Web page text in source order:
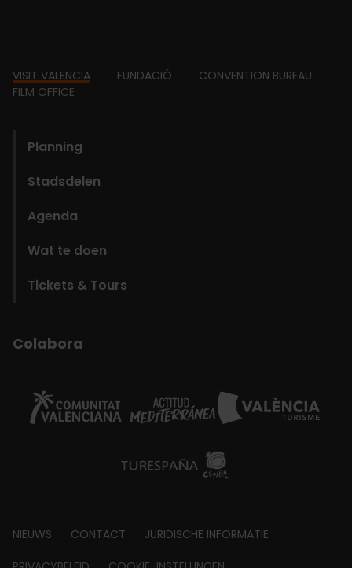
Footer
VISIT VALENCIA FUNDACIÓ
CONVENTION BUREAU
FILM OFFICE
Planning
Stadsdelen
Agenda
Wat te doen
Tickets & Tours
Colabora
Footer
NIEUWS CONTACT JURIDISCHE INFORMATIE